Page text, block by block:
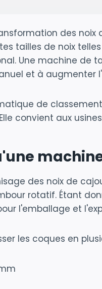
des
tailles de noix
Une machine de
et à augmenter
de
convient aux
des noix de
rotatif. Étant
l'emballage et
les coques en